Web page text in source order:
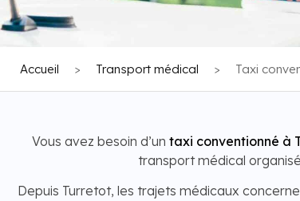
Accueil > Transport médical > Taxi
Vous avez besoin d’un taxi conventionné à
transport médical
Depuis Turretot, les trajets médicaux